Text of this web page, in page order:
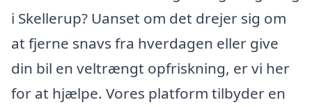
i Skellerup? Uanset om det drejer sig om
at fjerne snavs fra hverdagen eller give
din bil en veltrængt opfriskning, er vi her
for at hjælpe. Vores platform tilbyder en